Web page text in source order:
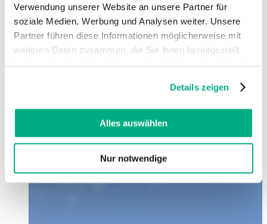
Verwendung unserer Website an unsere Partner für
soziale Medien, Werbung und Analysen weiter. Unsere
Partner führen diese Informationen möglicherweise mit
weiteren Daten zusammen, die Sie ihnen bereitgestellt
Cookies, wenn Sie unsere Webseite weiterhin nutzen.
Weitere Informationen finden Sie in
DatenschutzerklärungundImpressum
Details zeigen
Alles auswählen
Nur notwendige